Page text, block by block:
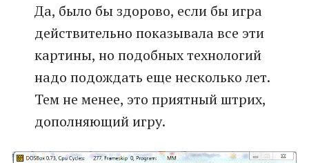
Да, было бы здорово, если бы игра
действительно показывала все эти
картины, но подобных технологий
надо подождать еще несколько лет.
Тем не менее, это приятный штрих,
дополняющий игру.